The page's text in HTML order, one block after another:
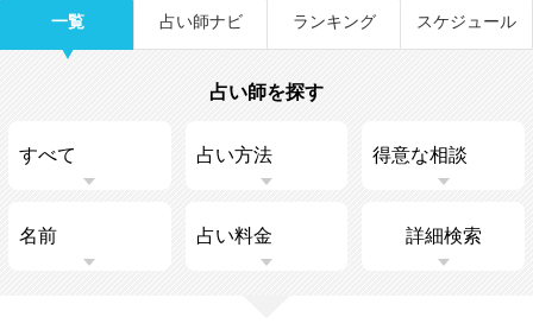
一覧 占い師ナビ ランキング スケジュール
占い師を探す
詳細検索